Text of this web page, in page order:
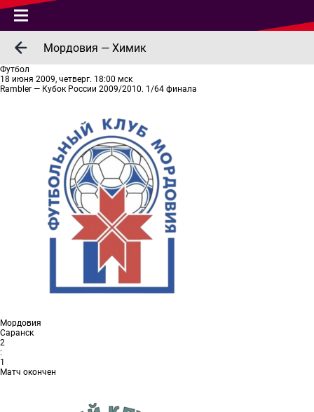
Мордовия — Химик
Футбол
18 июня 2009, четверг. 18:00 мск
Rambler — Кубок России 2009/2010. 1/64 финала
Мордовия
Саранск
2
:
1
Матч окончен